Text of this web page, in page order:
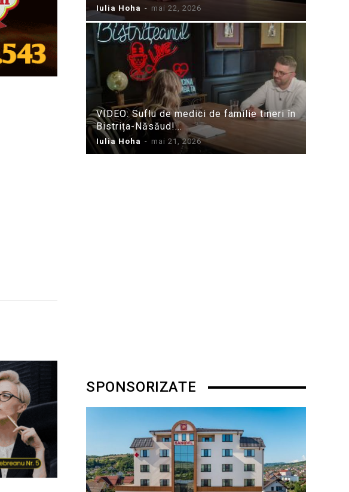
Iulia Hoha - mai 22, 2026
VIDEO: Suflu de medici de familie tineri în
Bistrița-Năsăud!...
Iulia Hoha - mai 21, 2026
SPONSORIZATE